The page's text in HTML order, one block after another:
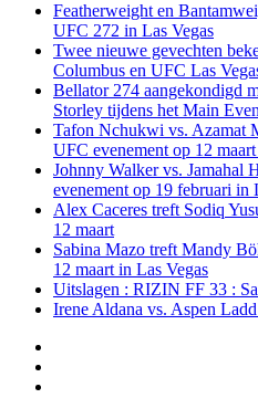
Featherweight en
UFC 272 in Las Vegas
Twee nieuwe gevechten
Columbus en UFC Las
Bellator 274 aangekondigd
Storley tijdens het Main
Tafon Nchukwi vs. Azamat
UFC evenement op 12
Johnny Walker vs. Jamahal
evenement op 19 februari in
Alex Caceres treft Sodiq
12 maart
Sabina Mazo treft Mandy
12 maart in Las Vegas
Uitslagen : RIZIN FF 33 :
Irene Aldana vs. Aspen